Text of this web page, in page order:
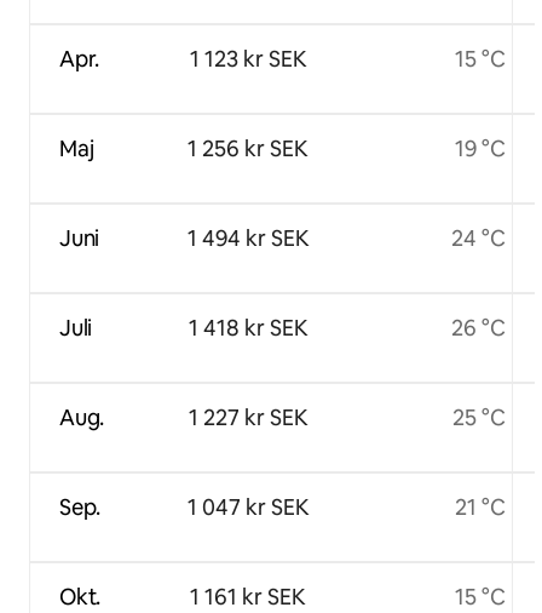
Apr.
Maj
Juni
Juli
Aug.
Sep.
Okt.
1 123 kr SEK
1 256 kr SEK
1 494 kr SEK
1 418 kr SEK
1 227 kr SEK
1 047 kr SEK
1 161 kr SEK
15 °C
19 °C
24 °C
26 °C
25 °C
21 °C
15 °C